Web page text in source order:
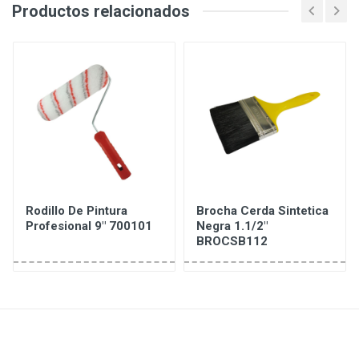
Productos relacionados
Rodillo De Pintura
Profesional 9" 700101
Brocha Cerda Sintetica
Negra 1.1/2"
BROCSB112